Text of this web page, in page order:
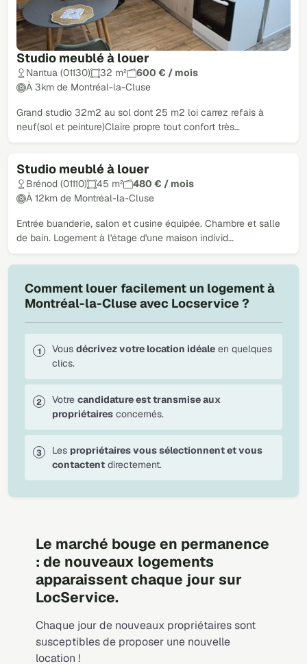
Studio meublé à louer
Nantua (01130) 32 m²
600 € / mois
À 3km de Montréal-la-Cluse
Grand studio 32m2 au sol dont 25 m2 loi carrez refais à
neuf(sol et peinture)Claire propre tout confort très…
Studio meublé à louer
Loué
Brénod (01110) 45 m²
480 € / mois
À 12km de Montréal-la-Cluse
Entrée buanderie, salon et cusine équipée. Chambre et salle
de bain. Logement à l'étage d'une maison individ…
Comment louer facilement un logement à
Montréal-la-Cluse avec Locservice ?
Vous décrivez votre location idéale en quelques
clics.
Votre candidature est transmise aux
propriétaires concernés.
Les propriétaires vous sélectionnent et vous
contactent directement.
Le marché bouge en permanence
: de nouveaux logements
apparaissent chaque jour sur
LocService.
Chaque jour de nouveaux propriétaires sont
susceptibles de proposer une nouvelle
location !